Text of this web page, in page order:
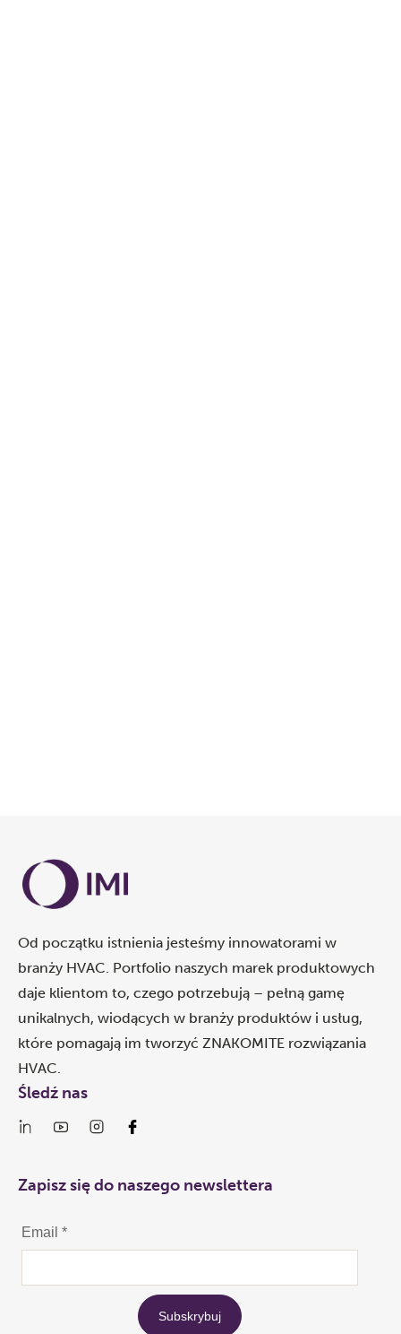
Od początku istnienia jesteśmy innowatorami w
branży HVAC. Portfolio naszych marek produktowych
daje klientom to, czego potrzebują – pełną gamę
unikalnych, wiodących w branży produktów i usług,
które pomagają im tworzyć ZNAKOMITE rozwiązania
HVAC.
Śledź nas
Zapisz się do naszego newslettera